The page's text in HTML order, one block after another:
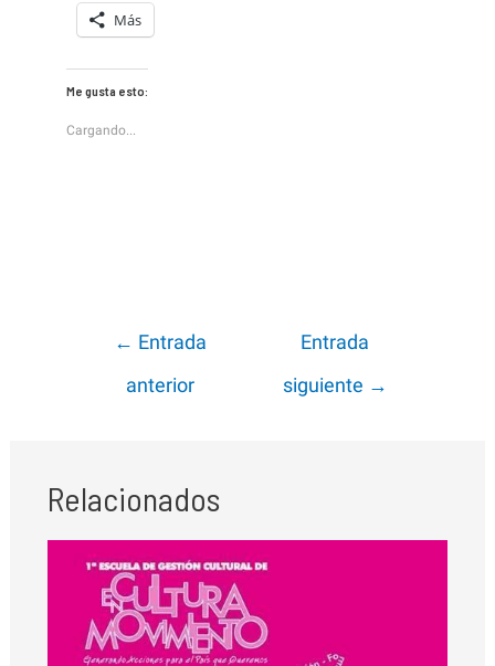
Más
Me gusta esto:
Cargando...
Navegación
← Entrada
anterior
Entrada
siguiente →
Relacionados